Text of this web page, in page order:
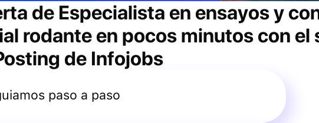
de Especialista en ensayos y
rodante en pocos minutos con el
de Infojobs
paso a paso